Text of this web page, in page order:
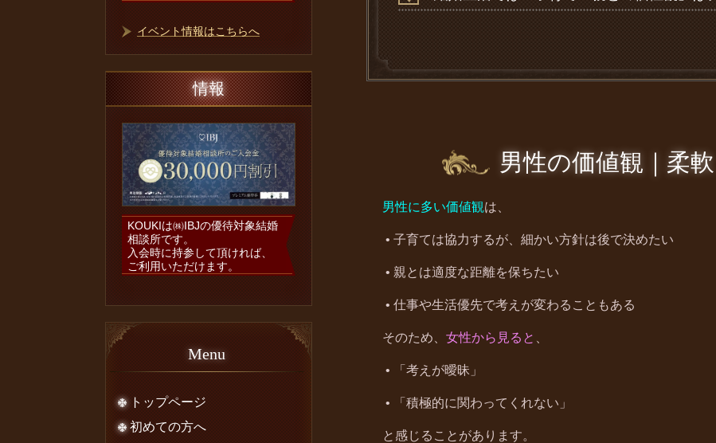
男性の価値観｜柔
男性に多い価値観は、
• 子育ては協力するが、細かい方針は後で決めたい
• 親とは適度な距離を保ちたい
• 仕事や生活優先で考えが変わることもある
そのため、 女性から見ると
• 「考えが曖昧」
• 「積極的に関わってくれない」
と感じることがあります。
イベント情報はこちらへ
情報
KOUKIは㈱IBJの優待対象結婚
相談所です。
入会時に持参して頂ければ、
ご利用いただけます。
Menu
トップページ
初めての方へ